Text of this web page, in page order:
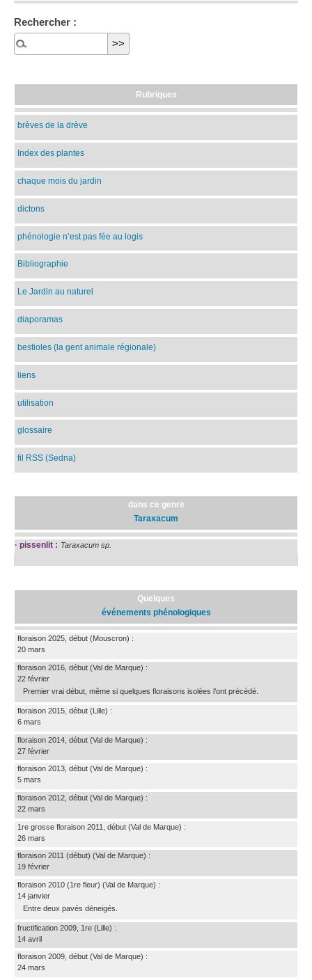
Rechercher :
Rubriques
brèves de la drève
Index des plantes
chaque mois du jardin
dictons
phénologie n’est pas fée au logis
Bibliographie
Le Jardin au naturel
diaporamas
bestioles (la gent animale régionale)
liens
utilisation
glossaire
fil RSS (Sedna)
dans ce genre
Taraxacum
· pissenlit : Taraxacum sp.
Quelques
événements phénologiques
floraison 2025, début (Mouscron) :
20 mars
floraison 2016, début (Val de Marque) :
22 février
Premier vrai début, même si quelques floraisons isolées l’ont précédé.
floraison 2015, début (Lille) :
6 mars
floraison 2014, début (Val de Marque) :
27 février
floraison 2013, début (Val de Marque) :
5 mars
floraison 2012, début (Val de Marque) :
22 mars
1re grosse floraison 2011, début (Val de Marque) :
26 mars
floraison 2011 (début) (Val de Marque) :
19 février
floraison 2010 (1re fleur) (Val de Marque) :
14 janvier
Entre deux pavés déneigés.
fructification 2009, 1re (Lille) :
14 avril
floraison 2009, début (Val de Marque) :
24 mars